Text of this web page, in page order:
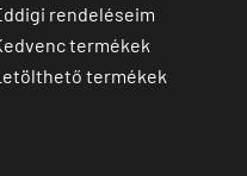
rendeléseim
termékek
termékek